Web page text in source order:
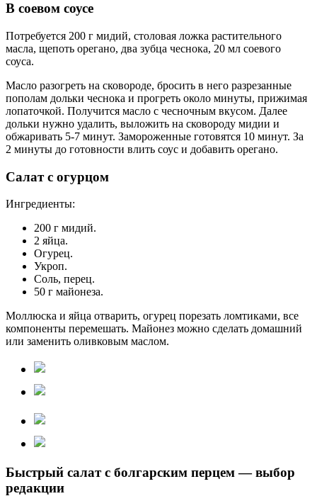
В соевом соусе
Потребуется 200 г мидий, столовая ложка растительного
масла, щепоть орегано, два зубца чеснока, 20 мл соевого
соуса.
Масло разогреть на сковороде, бросить в него разрезанные
пополам дольки чеснока и прогреть около минуты, прижимая
лопаточкой. Получится масло с чесночным вкусом. Далее
дольки нужно удалить, выложить на сковороду мидии и
обжаривать 5-7 минут. Замороженные готовятся 10 минут. За
2 минуты до готовности влить соус и добавить орегано.
Салат с огурцом
Ингредиенты:
200 г мидий.
2 яйца.
Огурец.
Укроп.
Соль, перец.
50 г майонеза.
Моллюска и яйца отварить, огурец порезать ломтиками, все
компоненты перемешать. Майонез можно сделать домашний
или заменить оливковым маслом.
Быстрый салат с болгарским перцем — выбор
редакции